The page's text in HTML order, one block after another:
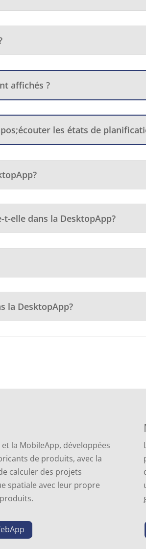
affichés ?
les états de
elle dans la DesktopApp?
la DesktopApp?
et la MobileApp, développées
de produits, avec la
calculer des projets
spatiale avec leur propre